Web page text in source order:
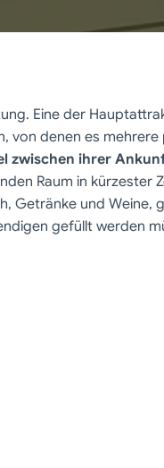
Eine der
von denen es
zwischen ihrer
Raum in kürzester
Getränke und Weine,
gefüllt werden